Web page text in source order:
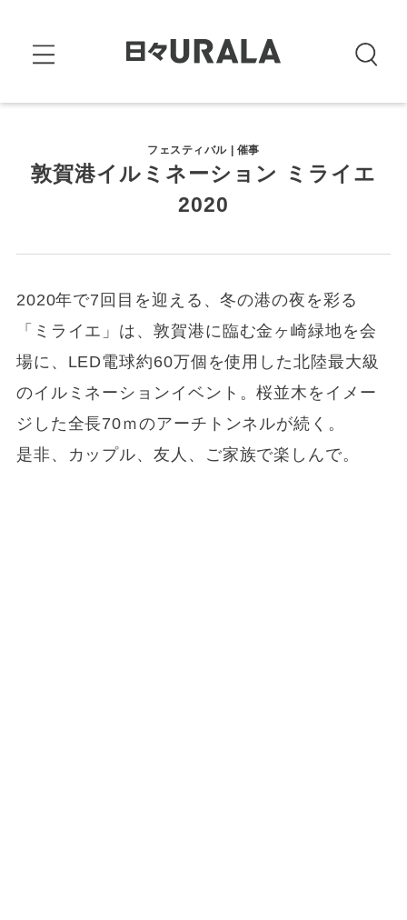
フェスティバル | 催事
敦賀港イルミネーション ミライエ
2020
2020年で7回目を迎える、冬の港の夜を彩る
「ミライエ」は、敦賀港に臨む金ヶ崎緑地を会
場に、LED電球約60万個を使用した北陸最大級
のイルミネーションイベント。桜並木をイメー
ジした全長70ｍのアーチトンネルが続く。
是非、カップル、友人、ご家族で楽しんで。